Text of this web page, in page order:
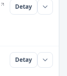
Detay
Detay